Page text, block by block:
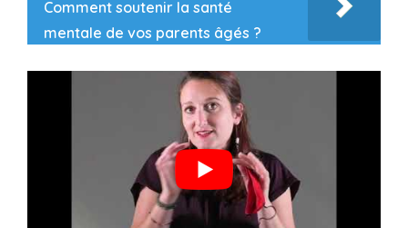
Comment soutenir la santé
mentale de vos parents âgés ?